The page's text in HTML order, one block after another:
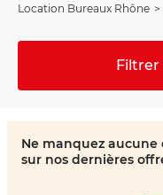
Location Bureaux Rhône
Filtrer
Ne manquez
sur nos dernières